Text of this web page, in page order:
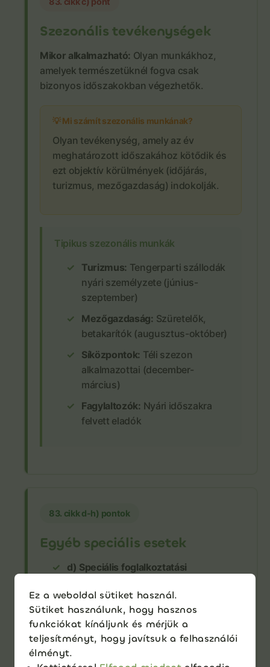
Szezonális tevékenységek
Mikor alkalmazható: Olyan munkákhoz,
amelyek természetüknél fogva csak
bizonyos időszakokban végezhetők.
💡 Mi számít szezonális munkának?
Olyan tevékenység, amely az év
meghatározott időszakához kötődik és
ezt objektív körülmények (időjárás,
turizmus, mezőgazdaság) indokolják.
Tipikus szezonális munkák
Turizmus: Tengerparti szállodák
nyári személyzete (június-
szeptember)
Mezőgazdaság: Szüretelők,
betakarítók (augusztus-október)
Síközpontok: Téli szezon
alkalmazottai (december-
március)
Fagylaltozók: Nyári időszakra
felvett eladók
83. cikk d-h) pontok
Egyéb speciális esetek
d) Speciális foglalkoztatási
foglalkoztatás
e) Nyugdíj előtt állók: Akik 5 éven belül
elérik a nyugdíjkorhatárt
f) Választott tisztségek:
Ez a weboldal sütiket használ.
Sütiket használunk, hogy hasznos
funkciókat kínáljunk és mérjük a
teljesítményt, hogy javítsuk a felhasználói
élményt.